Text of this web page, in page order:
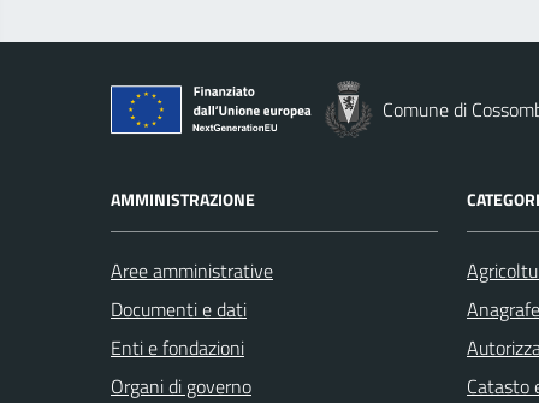
Comune di
AMMINISTRAZIONE
Aree amministrative
Documenti e dati
Enti e fondazioni
Organi di governo
Catasto